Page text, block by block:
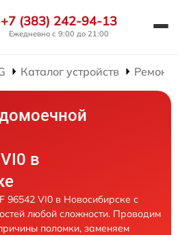
+7 (383) 242-94-13
Ежедневно с 9:00 до 21:00
Каталог устройств Ремонт
в
96542 VI0 в Новосибирске с
любой сложности. Проводим
поломки, заменяем